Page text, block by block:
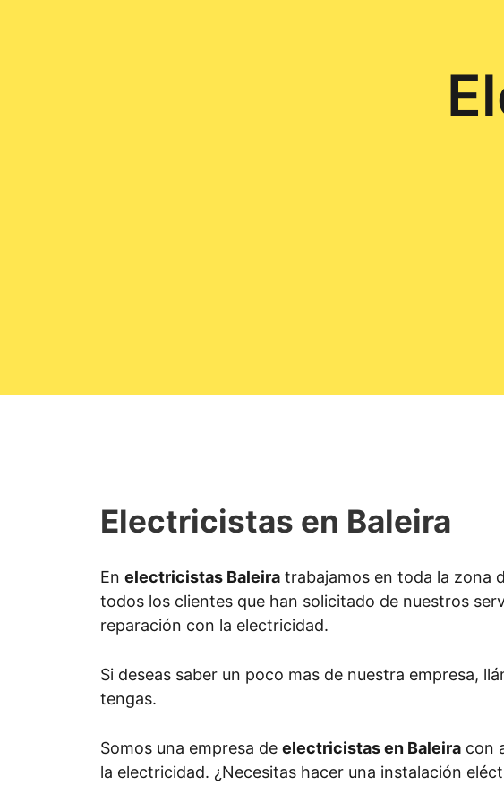
Electricistas en Baleira
En electricistas Baleira trabajamos en toda la zona
todos los clientes que han solicitado de nuestros
reparación con la electricidad.
Si deseas saber un poco mas de nuestra empresa,
tengas.
Somos una empresa de electricistas en Baleira con
la electricidad. ¿Necesitas hacer una instalación